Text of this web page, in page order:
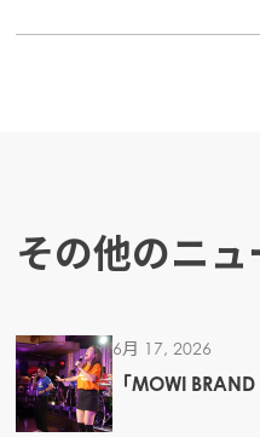
Mowi Canada West
その他のニュ
6月 17, 2026
「MOWI